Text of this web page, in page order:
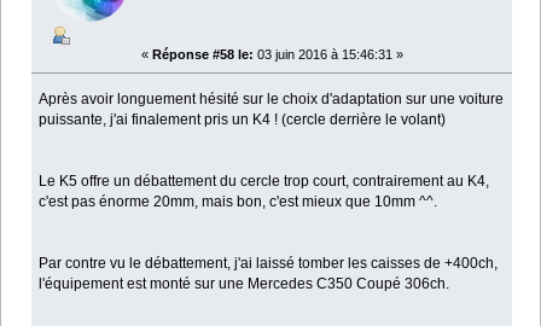
« Réponse #58 le: 03 juin 2016 à 15:46:31 »
Après avoir longuement hésité sur le choix d'adaptation sur une voiture
puissante, j'ai finalement pris un K4 ! (cercle derrière le volant)
Le K5 offre un débattement du cercle trop court, contrairement au K4,
c'est pas énorme 20mm, mais bon, c'est mieux que 10mm ^^.
Par contre vu le débattement, j'ai laissé tomber les caisses de +400ch,
l'équipement est monté sur une Mercedes C350 Coupé 306ch.